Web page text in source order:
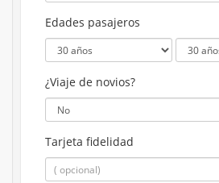
Edades pasajeros
¿Viaje de novios?
Tarjeta fidelidad